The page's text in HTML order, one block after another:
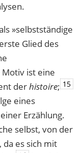
»selbstständige
Glied des
ist eine
derhistoire; 15
eines
Erzählung.
selbst, von der
da es sich mit